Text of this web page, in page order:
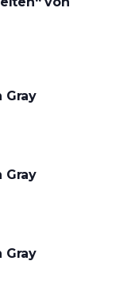
Gray
Gray
Gray